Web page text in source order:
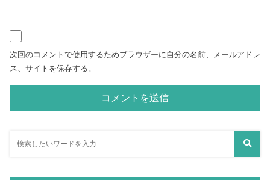
次回のコメントで使用するためブラウザーに自分の名前、メールアドレ
ス、サイトを保存する。